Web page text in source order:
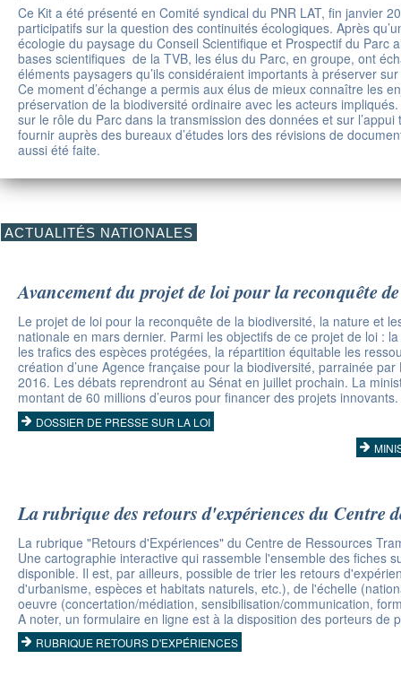
Ce Kit a été présenté en Comité syndical du PNR LAT, fin janvier
participatifs sur la question des continuités écologiques. Après
écologie du paysage du Conseil Scientifique et Prospectif du Parc
bases scientifiques de la TVB, les élus du Parc, en groupe, ont
éléments paysagers qu’ils considéraient importants à préserver
Ce moment d’échange a permis aux élus de mieux connaître les
préservation de la biodiversité ordinaire avec les acteurs
sur le rôle du Parc dans la transmission des données et sur l’appui
fournir auprès des bureaux d’études lors des révisions de
aussi été faite.
ACTUALITÉS NATIONALES
Avancement du projet de loi pour la reconquête
Le projet de loi pour la reconquête de la biodiversité, la nature et
nationale en mars dernier. Parmi les objectifs de ce projet de loi :
les trafics des espèces protégées, la répartition équitable les
création d’une Agence française pour la biodiversité, parrainée
2016. Les débats reprendront au Sénat en juillet prochain. La
montant de 60 millions d’euros pour financer des projets innovants.
DOSSIER DE PRESSE SUR LA LOI
La rubrique des retours d'expériences du Centre
La rubrique "Retours d'Expériences" du Centre de Ressources
Une cartographie interactive qui rassemble l'ensemble des fiches
disponible. Il est, par ailleurs, possible de trier les retours
d'urbanisme, espèces et habitats naturels, etc.), de l'échelle
oeuvre (concertation/médiation, sensibilisation/communication,
A noter, un formulaire en ligne est à la disposition des porteurs de
RUBRIQUE RETOURS D'EXPÉRIENCES